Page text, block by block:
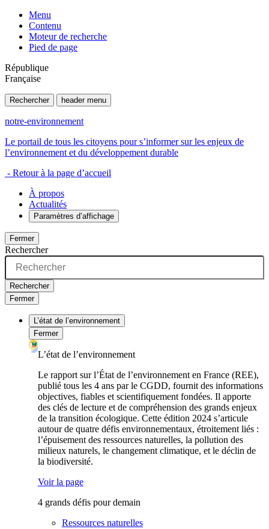
Menu
Contenu
Moteur de recherche
Pied de page
République
Française
Rechercher header menu
notre-environnement
Le portail de tous les citoyens pour s’informer sur les enjeux de
l’environnement et du développement durable
- Retour à la page d’accueil
À propos
Actualités
Paramètres d’affichage
Fermer
Rechercher
Rechercher
Fermer
L’état de l’environnement
Fermer
L’état de l’environnement
Le rapport sur l’État de l’environnement en France (REE),
publié tous les 4 ans par le CGDD, fournit des informations
objectives, fiables et scientifiquement fondées. Il apporte
des clés de lecture et de compréhension des grands enjeux
de la transition écologique. Cette édition 2024 s’articule
autour de quatre défis environnementaux, étroitement liés :
l’épuisement des ressources naturelles, la pollution des
milieux naturels, le changement climatique, et le déclin de
la biodiversité.
Voir la page
4 grands défis pour demain
Ressources naturelles